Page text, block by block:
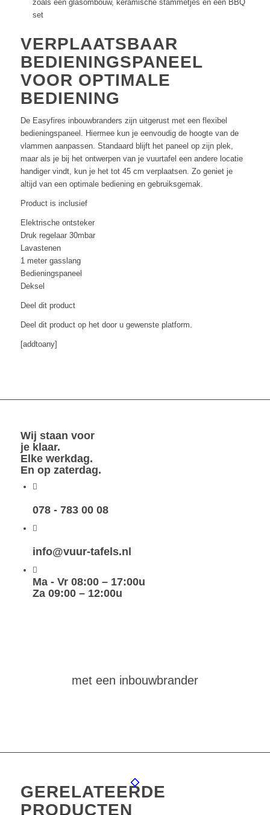
zoals een glasombouw, keramische stammetjes en een BBQ
set
VERPLAATSBAAR
BEDIENINGSPANEEL
VOOR OPTIMALE
BEDIENING
De Easyfires inbouwbranders zijn uitgerust met een flexibel
bedieningspaneel. Hiermee kun je eenvoudig de hoogte van de
vlammen aanpassen. Standaard blijft het paneel op zijn plek,
maar als je bij het ontwerpen van je vuurtafel een andere locatie
handiger vindt, kun je het tot 45 cm verplaatsen. Zo geniet je
altijd van een optimale bediening en gebruiksgemak.
Product is inclusief
Elektrische ontsteker
Druk regelaar 30mbar
Lavastenen
1 meter gasslang
Bedieningspaneel
Deksel
Deel dit product
Deel dit product op het door u gewenste platform.
[addtoany]
Wij staan voor
je klaar.
Elke werkdag.
En op zaterdag.
078 - 783 00 08
info@vuur-tafels.nl
Ma - Vr 08:00 – 17:00u
Za 09:00 – 12:00u
met een inbouwbrander
GERELATEERDE
PRODUCTEN